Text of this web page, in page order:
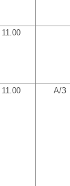
11.00
11.00 А/З